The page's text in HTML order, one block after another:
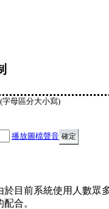
母區分大小寫)
播放圖檔聲音
於目前系統使用人數眾
合。